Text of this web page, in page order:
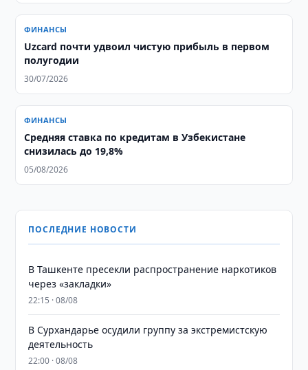
ФИНАНСЫ
Uzcard почти удвоил чистую прибыль в первом
полугодии
30/07/2026
ФИНАНСЫ
Средняя ставка по кредитам в Узбекистане
снизилась до 19,8%
05/08/2026
ПОСЛЕДНИЕ НОВОСТИ
В Ташкенте пресекли распространение наркотиков
через «закладки»
22:15 · 08/08
В Сурхандарье осудили группу за экстремистскую
деятельность
22:00 · 08/08